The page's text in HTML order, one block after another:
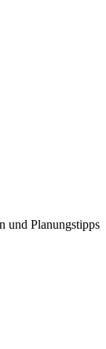
und Planungstipps